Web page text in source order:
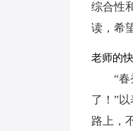
综合性
读，希
老师的
“
了！”
路上，